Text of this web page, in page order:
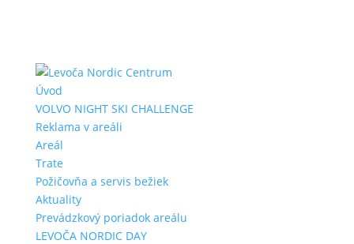
Úvod
VOLVO NIGHT SKI CHALLENGE
Reklama v areáli
Areál
Trate
Požičovňa a servis bežiek
Aktuality
Prevádzkový poriadok areálu
LEVOČA NORDIC DAY